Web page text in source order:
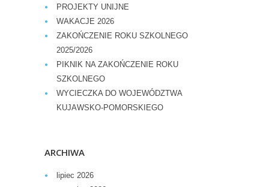
PROJEKTY UNIJNE
WAKACJE 2026
ZAKOŃCZENIE ROKU SZKOLNEGO
2025/2026
PIKNIK NA ZAKOŃCZENIE ROKU
SZKOLNEGO
WYCIECZKA DO WOJEWÓDZTWA
KUJAWSKO-POMORSKIEGO
ARCHIWA
lipiec 2026